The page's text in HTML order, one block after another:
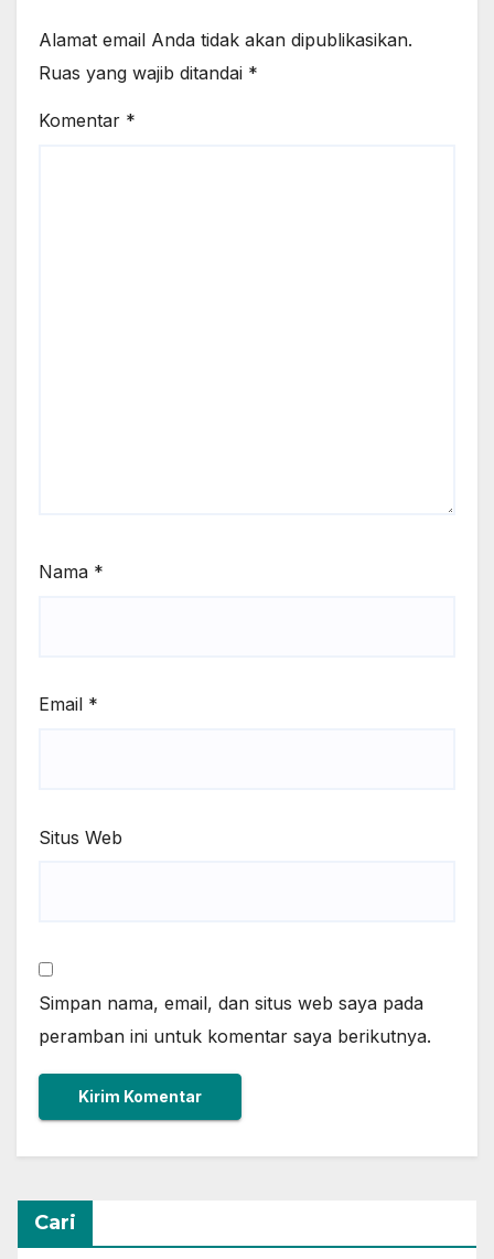
Alamat email Anda tidak akan dipublikasikan.
Ruas yang wajib ditandai *
Komentar *
Nama *
Email *
Situs Web
Simpan nama, email, dan situs web saya pada
peramban ini untuk komentar saya berikutnya.
Cari